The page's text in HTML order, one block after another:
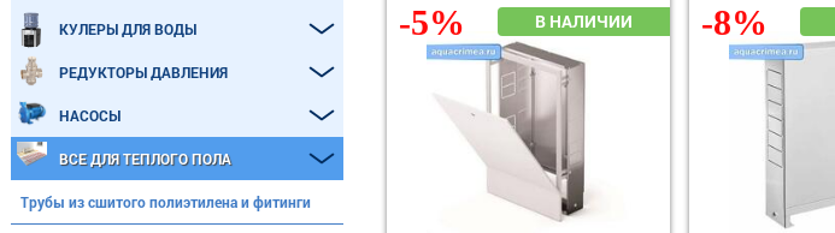
-5% -8%
КУЛЕРЫ ДЛЯ ВОДЫ
РЕДУКТОРЫ ДАВЛЕНИЯ
НАСОСЫ
ВСЕ ДЛЯ ТЕПЛОГО ПОЛА
Трубы из сшитого полиэтилена и фитинги